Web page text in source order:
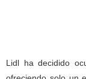
Lidl ha decidido